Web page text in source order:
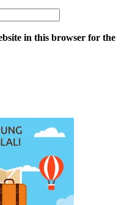
in this browser for the